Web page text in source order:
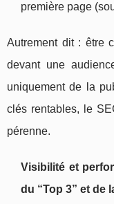
première page
Autrement dit : être
devant une
uniquement de la
clés rentables, le
pérenne.
Visibilité et
du “Top 3” et de